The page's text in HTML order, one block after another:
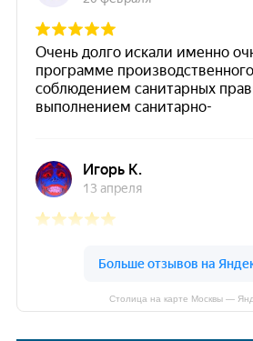
Столица на карте Москвы —